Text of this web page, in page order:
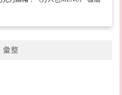
彙整